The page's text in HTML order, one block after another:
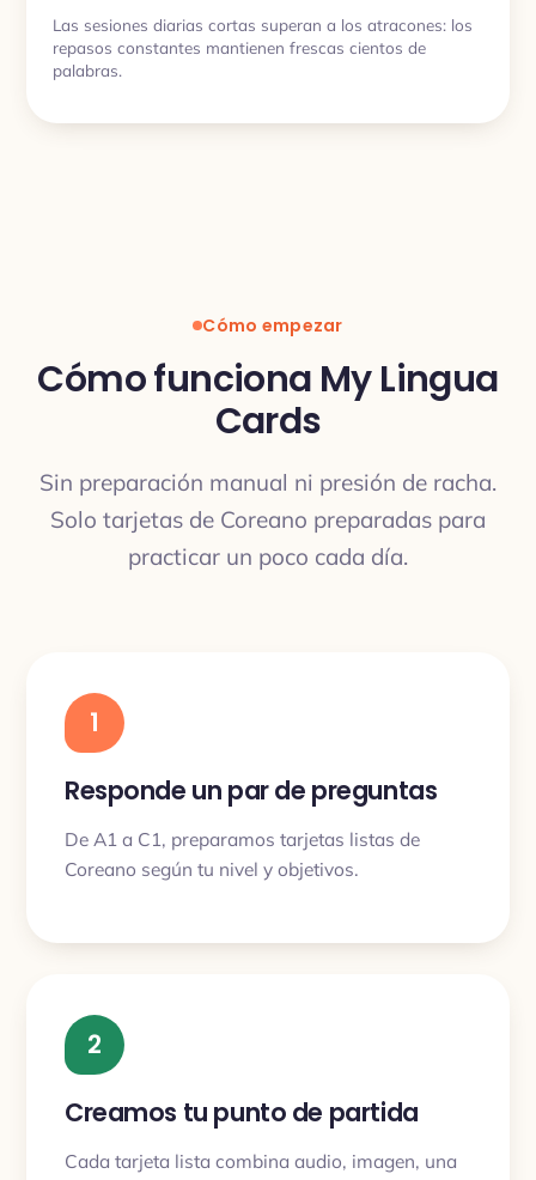
Las sesiones diarias cortas superan a los atracones: los
repasos constantes mantienen frescas cientos de
palabras.
Cómo empezar
Cómo funciona My Lingua
Cards
Sin preparación manual ni presión de racha.
Solo tarjetas de Coreano preparadas para
practicar un poco cada día.
1
Responde un par de preguntas
De A1 a C1, preparamos tarjetas listas de
Coreano según tu nivel y objetivos.
2
Creamos tu punto de partida
Cada tarjeta lista combina audio, imagen, una